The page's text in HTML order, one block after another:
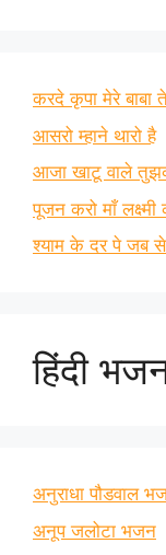
करदे कृपा मेरे बाबा
आसरो म्हाने थारो है
आजा खाटू वाले
पूजन करो माँ लक्ष्मी
श्याम के दर पे जब
हिंदी
अनुराधा पौडवाल
अनूप जलोटा भजन